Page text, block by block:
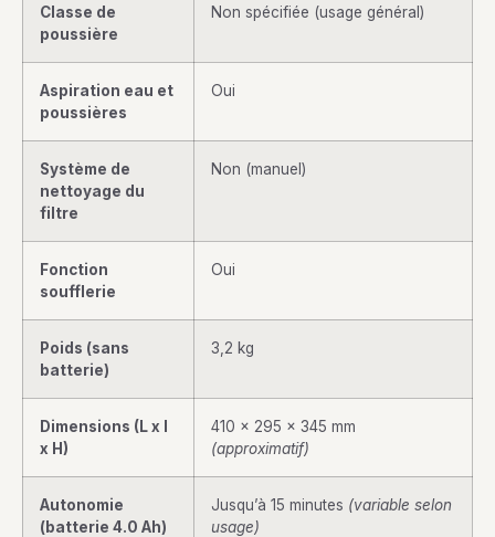
Classe de
poussière
Non spécifiée (usage général)
Aspiration eau et
poussières
Oui
Système de
nettoyage du
filtre
Non (manuel)
Fonction
soufflerie
Oui
Poids (sans
batterie)
3,2 kg
Dimensions (L x l
x H)
410 x 295 x 345 mm
(approximatif)
Autonomie
(batterie 4.0 Ah)
Jusqu’à 15 minutes (variable selon
usage)